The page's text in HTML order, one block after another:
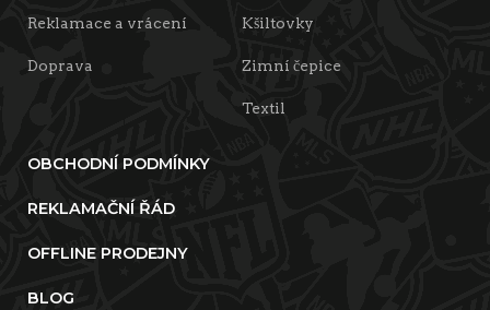
Reklamace a vrácení
Doprava
Kšiltovky
Zimní čepice
Textil
OBCHODNÍ PODMÍNKY
REKLAMAČNÍ ŘÁD
OFFLINE PRODEJNY
BLOG